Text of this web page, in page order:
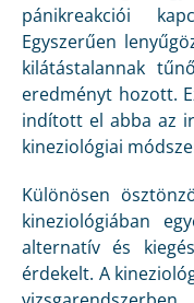
pánikreakciói
Egyszerűen
kilátástalannak
eredményt hozott.
indított el abba az
kineziológiai
Különösen
kineziológiában
alternatív és
érdekelt. A